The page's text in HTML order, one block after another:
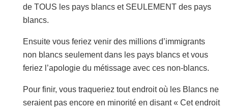
de TOUS les pays blancs et SEULEMENT des pays
blancs.
Ensuite vous feriez venir des millions d’immigrants
non blancs seulement dans les pays blancs et vous
feriez l’apologie du métissage avec ces non-blancs.
Pour finir, vous traqueriez tout endroit où les Blancs ne
seraient pas encore en minorité en disant « Cet endroit